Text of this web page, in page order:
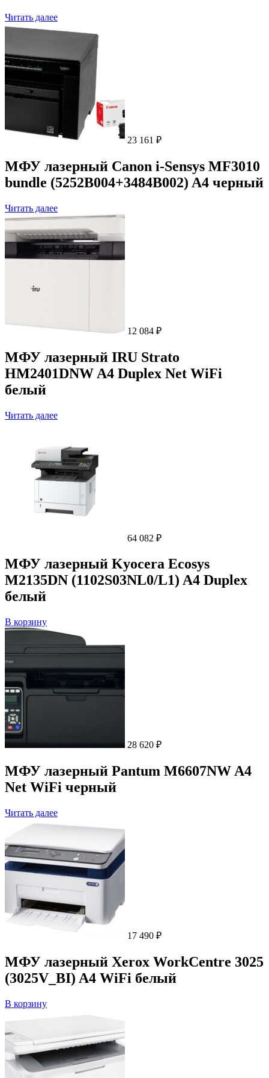
Читать далее
23 161 ₽
МФУ лазерный Canon i-Sensys MF3010
bundle (5252B004+3484B002) A4 черный
Читать далее
12 084 ₽
МФУ лазерный IRU Strato
HM2401DNW A4 Duplex Net WiFi
белый
Читать далее
64 082 ₽
МФУ лазерный Kyocera Ecosys
M2135DN (1102S03NL0/L1) A4 Duplex
белый
В корзину
28 620 ₽
МФУ лазерный Pantum M6607NW A4
Net WiFi черный
Читать далее
17 490 ₽
МФУ лазерный Xerox WorkCentre 3025
(3025V_BI) A4 WiFi белый
В корзину